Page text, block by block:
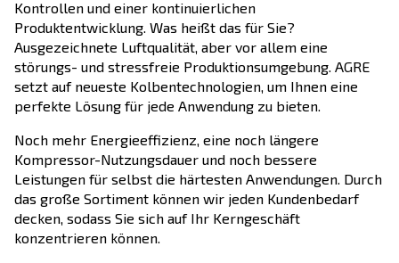
hochwertiger und langlebiger
deren Zubehör. In Österreichs Hauptstadt
etablierte AGRE sich damit schnell zur
und baute seine Geschäftsfelder in ganz
sowie die umliegenden Märkte aus. Bis heute
Unternehmen stetig weiterentwickelt und ist
unschlagbaren Technik nach wie vor eine
seine Stärken einsteht: AGRE Kompressoren.
Druckluft für immer.
Der AGRE Kompressor ist das Ergebnis